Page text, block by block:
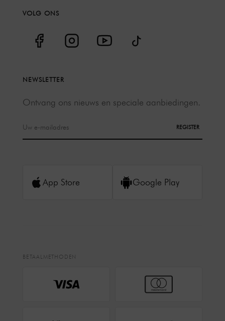
VOLG ONS
NEWSLETTER
Ontvang ons nieuws en speciale aanbiedingen.
REGISTER
App Store Google Play
BETAALMETHODEN